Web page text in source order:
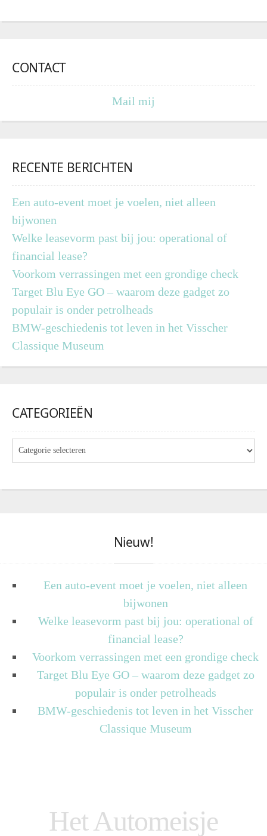
CONTACT
Mail mij
RECENTE BERICHTEN
Een auto-event moet je voelen, niet alleen
bijwonen
Welke leasevorm past bij jou: operational of
financial lease?
Voorkom verrassingen met een grondige check
Target Blu Eye GO – waarom deze gadget zo
populair is onder petrolheads
BMW-geschiedenis tot leven in het Visscher
Classique Museum
CATEGORIEËN
Nieuw!
Een auto-event moet je voelen, niet alleen
bijwonen
Welke leasevorm past bij jou: operational of
financial lease?
Voorkom verrassingen met een grondige check
Target Blu Eye GO – waarom deze gadget zo
populair is onder petrolheads
BMW-geschiedenis tot leven in het Visscher
Classique Museum
Het Automeisje